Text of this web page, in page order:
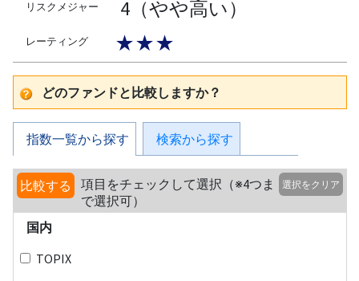
リスクメジャー 4（やや高い）
レーティング ★★★
どのファンドと比較しますか？
指数一覧から探す 検索から探す
比較する
項目をチェックして選択（※4つま
で選択可）
選択をクリア
国内
TOPIX